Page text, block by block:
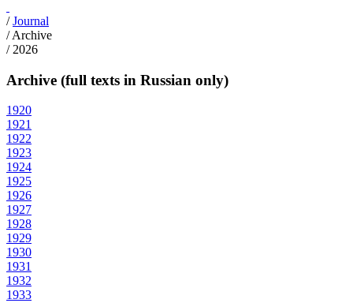
/Journal
/Archive
/ 2026
Archive (full texts in Russian only)
1920
1921
1922
1923
1924
1925
1926
1927
1928
1929
1930
1931
1932
1933